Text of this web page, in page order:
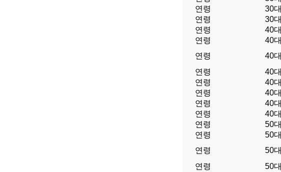
연령
30대
연령
30대
연령
40대
연령
40대
연령
40대
연령
40대
연령
40대
연령
40대
연령
40대
연령
40대
연령
50대
연령
50대
연령
50대
연령
50대